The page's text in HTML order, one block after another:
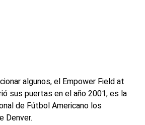
algunos, el Empower Field at
sus puertas en el año 2001, es la
de Fútbol Americano los
Denver.